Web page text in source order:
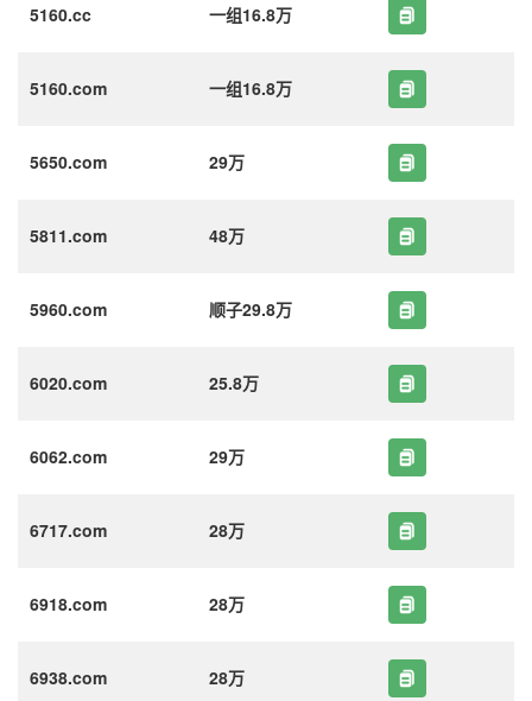
5160.cc 一组16.8万
5160.com 一组16.8万
5650.com 29万
5811.com 48万
5960.com 顺子29.8万
6020.com 25.8万
6062.com 29万
6717.com 28万
6918.com 28万
6938.com 28万